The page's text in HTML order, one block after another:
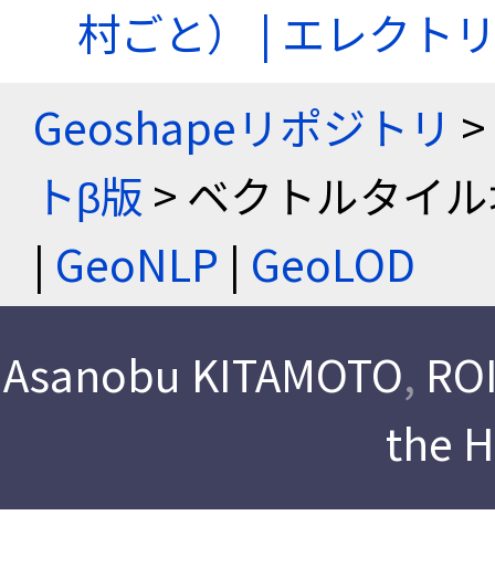
村ごと） | エレクト
Geoshapeリポジトリ >
トβ版 > ベクトルタイ
| GeoNLP | GeoLOD
Asanobu KITAMOTO,
the